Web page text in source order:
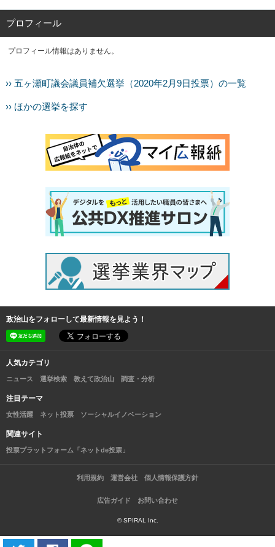
プロフィール
プロフィール情報はありません。
›› 五ヶ瀬町議会議員補欠選挙（2020年2月9日投票）の一覧
›› ほかの選挙を探す
政治山をフォローして最新情報を見よう！
人気カテゴリ
ニュース 選挙検索 教えて政治山 調査・分析
注目テーマ
女性活躍 ネット投票 ソーシャルイノベーション
関連サイト
投票プラットフォーム「ネットde投票」
利用規約 運営会社 個人情報保護方針
広告ガイド お問い合わせ
© SPIRAL Inc.